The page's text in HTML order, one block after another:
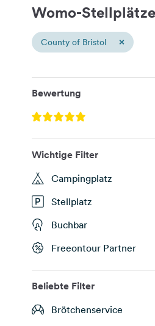
Womo-
County of Bristol ×
Bewertung
Wichtige Filter
Campingplatz
Stellplatz
Buchbar
Freeontour Partner
Beliebte Filter
Brötchenservice